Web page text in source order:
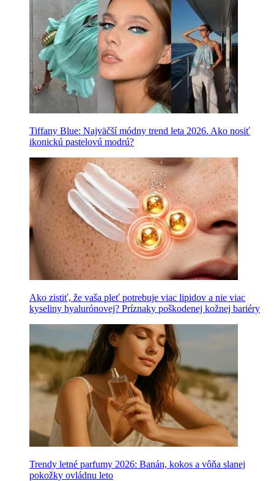
Tiffany Blue: Najväčší módny trend leta 2026. Ako nosiť
ikonickú pastelovú modrú?
Ako zistiť, že vaša pleť potrebuje viac lipidov a nie viac
kyseliny hyalurónovej? Príznaky poškodenej kožnej bariéry
Trendy letné parfumy 2026: Banán, kokos a vôňa slanej
pokožky ovládnu leto